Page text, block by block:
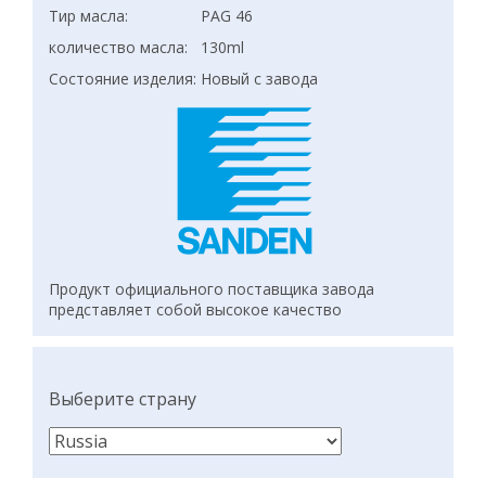
Тир масла:
PAG 46
количество масла:
130ml
Состояние изделия: Новый с завода
Продукт официального поставщика завода
представляет собой высокое качество
Выберите страну